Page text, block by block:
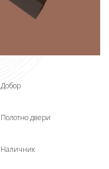
Добор
Полотно двери
Наличник